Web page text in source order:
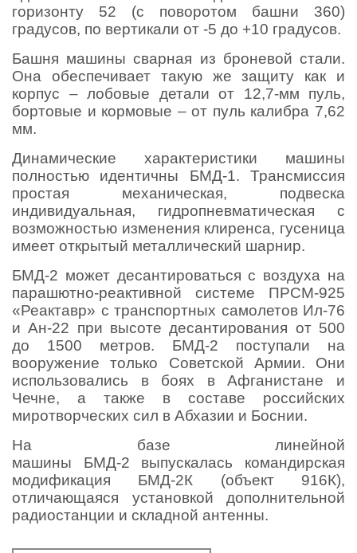
горизонту 52 (с поворотом башни 360)
градусов, по вертикали от -5 до +10 градусов.
Башня машины сварная из броневой стали.
Она обеспечивает такую же защиту как и
корпус – лобовые детали от 12,7-мм пуль,
бортовые и кормовые – от пуль калибра 7,62
мм.
Динамические характеристики машины
полностью идентичны БМД-1. Трансмиссия
простая механическая, подвеска
индивидуальная, гидропневматическая с
возможностью изменения клиренса, гусеница
имеет открытый металлический шарнир.
БМД-2 может десантироваться с воздуха на
парашютно-реактивной системе ПРСМ-925
«Реактавр» с транспортных самолетов Ил-76
и Ан-22 при высоте десантирования от 500
до 1500 метров. БМД-2 поступали на
вооружение только Советской Армии. Они
использовались в боях в Афганистане и
Чечне, а также в составе российских
миротворческих сил в Абхазии и Боснии.
На базе линейной
машины БМД-2 выпускалась командирская
модификация БМД-2К (объект 916К),
отличающаяся установкой дополнительной
радиостанции и складной антенны.